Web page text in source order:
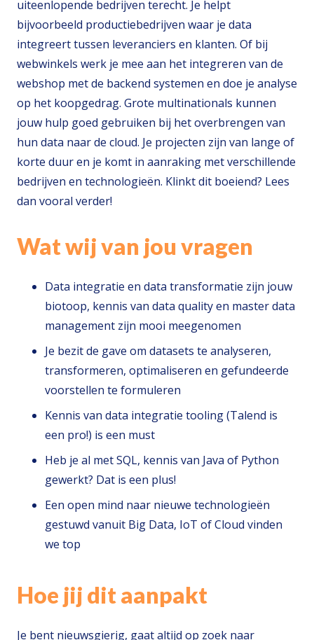
uiteenlopende bedrijven terecht. Je helpt
bijvoorbeeld productiebedrijven waar je data
integreert tussen leveranciers en klanten. Of bij
webwinkels werk je mee aan het integreren van de
webshop met de backend systemen en doe je analyse
op het koopgedrag. Grote multinationals kunnen
jouw hulp goed gebruiken bij het overbrengen van
hun data naar de cloud. Je projecten zijn van lange of
korte duur en je komt in aanraking met verschillende
bedrijven en technologieën. Klinkt dit boeiend? Lees
dan vooral verder!
Wat wij van jou vragen
Data integratie en data transformatie zijn jouw
biotoop, kennis van data quality en master data
management zijn mooi meegenomen
Je bezit de gave om datasets te analyseren,
transformeren, optimaliseren en gefundeerde
voorstellen te formuleren
Kennis van data integratie tooling (Talend is
een pro!) is een must
Heb je al met SQL, kennis van Java of Python
gewerkt? Dat is een plus!
Een open mind naar nieuwe technologieën
gestuwd vanuit Big Data, IoT of Cloud vinden
we top
Hoe jij dit aanpakt
Je bent nieuwsgierig, gaat altijd op zoek naar